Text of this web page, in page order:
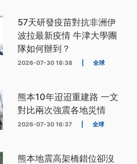
57天研發疫苗對抗非洲伊
波拉最新疫情 牛津大學團
隊如何辦到？
2026-07-30 18:38 全球
熊本10年迢迢重建路 一文
對比兩次強震各地災情
2026-07-30 16:37 全球
熊本地震高架橋錯位卻沒